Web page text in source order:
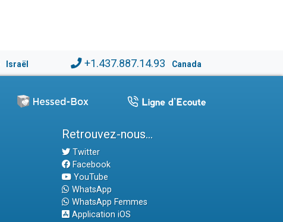
Israël +1.437.887.14.93 Canada
Retrouvez-nous...
Twitter
Facebook
YouTube
WhatsApp
WhatsApp Femmes
Application iOS